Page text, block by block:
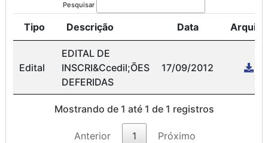
Pesquisar
Tipo Descrição Data Arquivo
Edital
EDITAL DE
INSCRI&Ccedil;ÕES
DEFERIDAS
17/09/2012
Mostrando de 1 até 1 de 1 registros
Anterior 1 Próximo